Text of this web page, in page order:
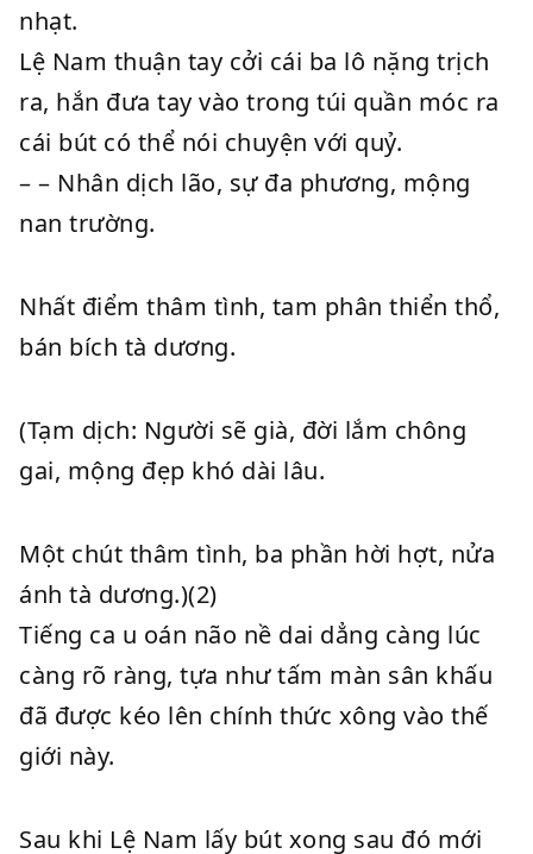
nhạt.
Lệ Nam thuận tay cởi cái ba lô nặng trịch
ra, hắn đưa tay vào trong túi quần móc ra
cái bút có thể nói chuyện với quỷ.
– – Nhân dịch lão, sự đa phương, mộng
nan trường.
Nhất điểm thâm tình, tam phân thiển thổ,
bán bích tà dương.
(Tạm dịch: Người sẽ già, đời lắm chông
gai, mộng đẹp khó dài lâu.
Một chút thâm tình, ba phần hời hợt, nửa
ánh tà dương.)(2)
Tiếng ca u oán não nề dai dẳng càng lúc
càng rõ ràng, tựa như tấm màn sân khấu
đã được kéo lên chính thức xông vào thế
giới này.
Sau khi Lệ Nam lấy bút xong sau đó mới